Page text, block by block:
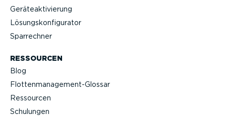
Geräteak­ti­vierung
Lösungs­kon­fi­gu­rator
Sparrechner
RESSOURCEN
Blog
Flotten­management-Glossar
Ressourcen
Schulungen